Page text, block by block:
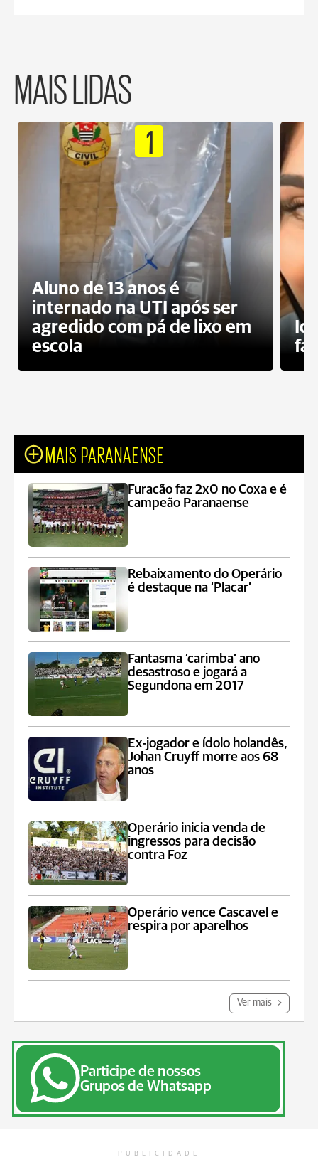
MAIS LIDAS
1
Aluno de 13 anos é
internado na UTI após ser
agredido com pá de lixo em
escola
MAIS PARANAENSE
Furacão faz 2x0 no Coxa e é
campeão Paranaense
Rebaixamento do Operário
é destaque na ‘Placar’
Fantasma ‘carimba’ ano
desastroso e jogará a
Segundona em 2017
Ex-jogador e ídolo holandês,
Johan Cruyff morre aos 68
anos
Operário inicia venda de
ingressos para decisão
contra Foz
Operário vence Cascavel e
respira por aparelhos
Ver mais
Participe de nossos
Grupos de Whatsapp
PUBLICIDADE